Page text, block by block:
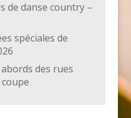
de danse country –
spéciales de
des rues